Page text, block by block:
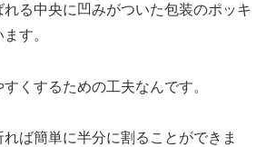
れる中央に凹みがついた包装のポッキ
す。
くするための工夫なんです。
ば簡単に半分に割ることができま